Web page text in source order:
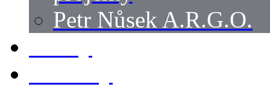
Petr Nůsek A.R.G.O.